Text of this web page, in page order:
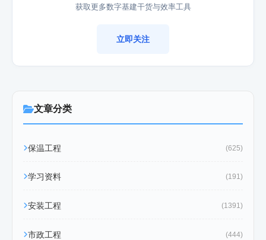
获取更多数字基建干货与效率工具
立即关注
文章分类
保温工程 (625)
学习资料 (191)
安装工程 (1391)
市政工程 (444)